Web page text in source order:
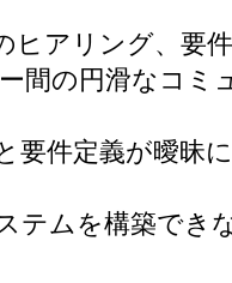
ヒアリング、要
間の円滑なコミ
要件定義が曖昧
テムを構築でき